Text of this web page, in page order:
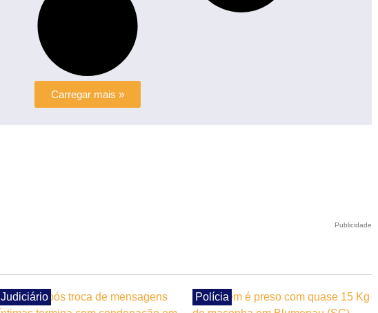
Carregar mais »
Publicidade
Judiciário Polícia